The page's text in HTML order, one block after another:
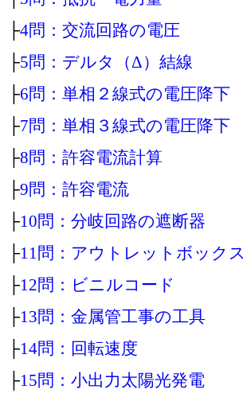
├4問：交流回路の電圧
├5問：デルタ（Δ）結線
├6問：単相２線式の電圧降下
├7問：単相３線式の電圧降下
├8問：許容電流計算
├9問：許容電流
├10問：分岐回路の遮断器
├11問：アウトレットボックス
├12問：ビニルコード
├13問：金属管工事の工具
├14問：回転速度
├15問：小出力太陽光発電